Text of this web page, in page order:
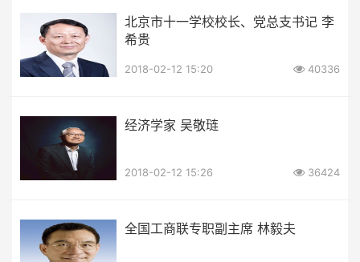
北京市十一学校校长、党总支书记 李
希贵
2018-02-12 15:20 40336
经济学家 吴敬琏
2018-02-12 15:26 36424
全国工商联专职副主席 林毅夫